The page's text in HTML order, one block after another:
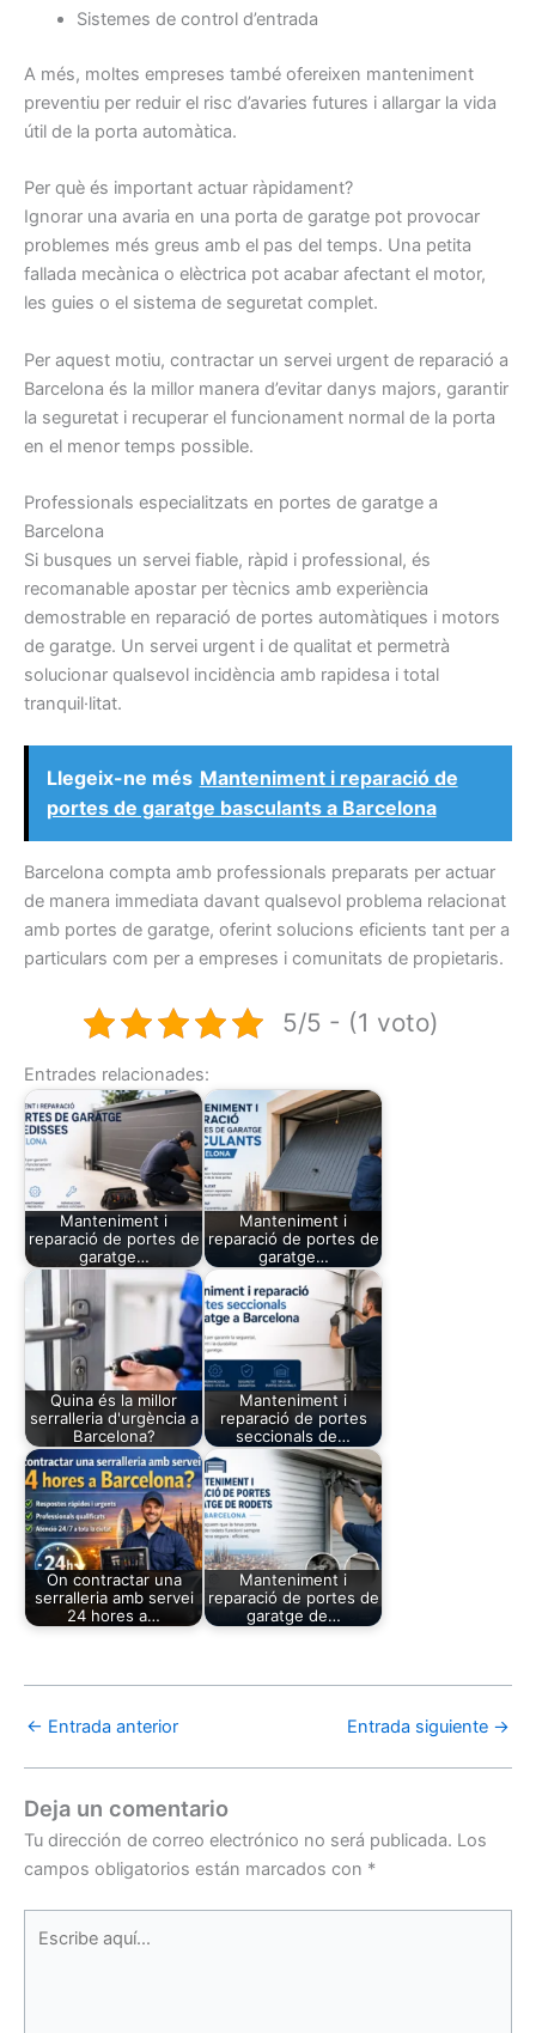
Sistemes de control d’entrada
A més, moltes empreses també ofereixen manteniment
preventiu per reduir el risc d’avaries futures i allargar la vida
útil de la porta automàtica.
Per què és important actuar ràpidament?
Ignorar una avaria en una porta de garatge pot provocar
problemes més greus amb el pas del temps. Una petita
fallada mecànica o elèctrica pot acabar afectant el motor,
les guies o el sistema de seguretat complet.
Per aquest motiu, contractar un servei urgent de reparació a
Barcelona és la millor manera d’evitar danys majors, garantir
la seguretat i recuperar el funcionament normal de la porta
en el menor temps possible.
Professionals especialitzats en portes de garatge a
Barcelona
Si busques un servei fiable, ràpid i professional, és
recomanable apostar per tècnics amb experiència
demostrable en reparació de portes automàtiques i motors
de garatge. Un servei urgent i de qualitat et permetrà
solucionar qualsevol incidència amb rapidesa i total
tranquil·litat.
Llegeix-ne més Manteniment i reparació de
portes de garatge basculants a Barcelona
Barcelona compta amb professionals preparats per actuar
de manera immediata davant qualsevol problema relacionat
amb portes de garatge, oferint solucions eficients tant per a
particulars com per a empreses i comunitats de propietaris.
5/5 - (1 voto)
Entrades relacionades:
Manteniment i
reparació de portes de
garatge…
Manteniment i
reparació de portes de
garatge…
Quina és la millor
serralleria d'urgència a
Barcelona?
Manteniment i
reparació de portes
seccionals de…
On contractar una
serralleria amb servei
24 hores a…
Manteniment i
reparació de portes de
garatge de…
← Entrada anterior Entrada siguiente →
Deja un comentario
Tu dirección de correo electrónico no será publicada. Los
campos obligatorios están marcados con *
aquí...